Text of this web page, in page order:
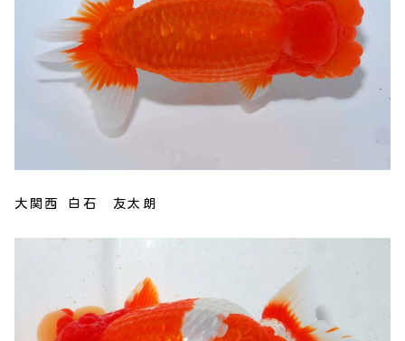
大関西 白石 友太朗